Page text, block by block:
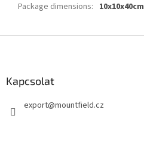
Package dimensions: 10x10x40cm
Kapcsolat
export@mountfield.cz